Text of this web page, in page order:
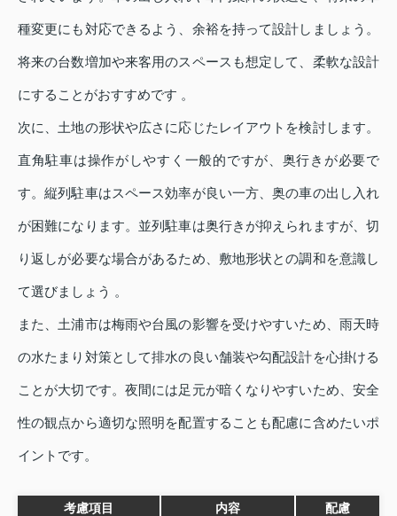
種変更にも対応できるよう、余裕を持って設計しましょう。
将来の台数増加や来客用のスペースも想定して、柔軟な設計
にすることがおすすめです 。
次に、土地の形状や広さに応じたレイアウトを検討します。
直角駐車は操作がしやすく一般的ですが、奥行きが必要で
す。縦列駐車はスペース効率が良い一方、奥の車の出し入れ
が困難になります。並列駐車は奥行きが抑えられますが、切
り返しが必要な場合があるため、敷地形状との調和を意識し
て選びましょう 。
また、土浦市は梅雨や台風の影響を受けやすいため、雨天時
の水たまり対策として排水の良い舗装や勾配設計を心掛ける
ことが大切です。夜間には足元が暗くなりやすいため、安全
性の観点から適切な照明を配置することも配慮に含めたいポ
イントです。
考慮項目 内容 配慮